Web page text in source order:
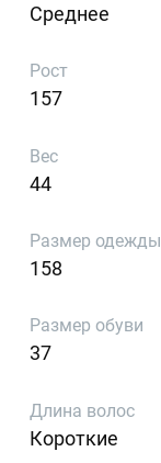
Среднее
Рост
157
Вес
44
Размер одежды
158
Размер обуви
37
Длина волос
Короткие